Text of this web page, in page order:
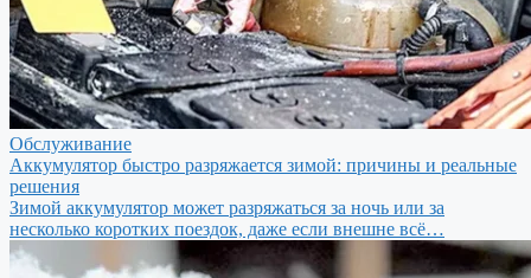
Обслуживание
Аккумулятор быстро разряжается зимой: причины и реальные
решения
Зимой аккумулятор может разряжаться за ночь или за
несколько коротких поездок, даже если внешне всё…